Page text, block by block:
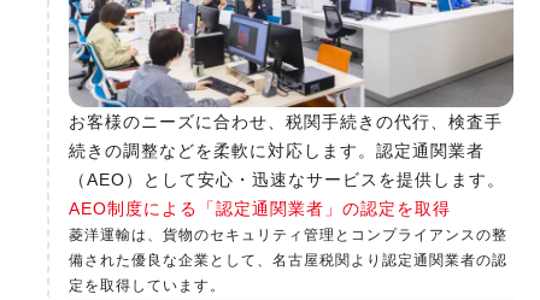
お客様のニーズに合わせ、税関手続きの代行、検査手
続きの調整などを柔軟に対応します。認定通関業者
（AEO）として安心・迅速なサービスを提供します。
AEO制度による「認定通関業者」の認定を取得
菱洋運輸は、貨物のセキュリティ管理とコンプライアンスの整
備された優良な企業として、名古屋税関より認定通関業者の認
定を取得しています。